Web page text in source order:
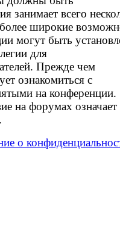
занимает всего
широкие
могут быть
для
Прежде чем
ознакомиться с
на конференции.
на форумах означает
о